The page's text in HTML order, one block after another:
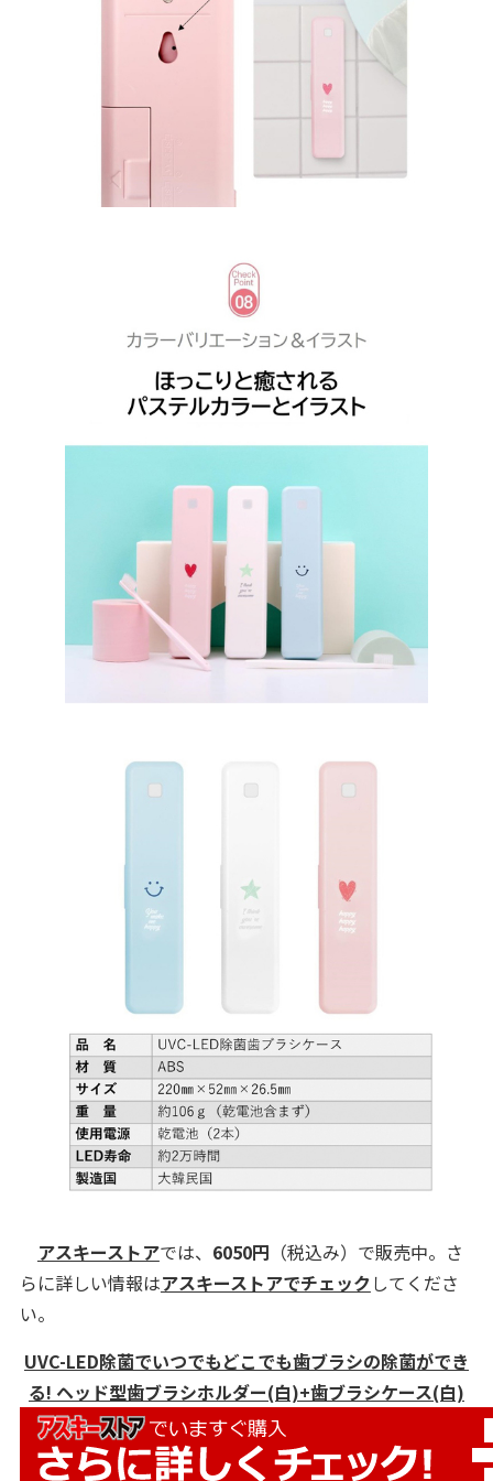
アスキーストアでは、 6050円 （税込み）で販売中。さ
らに詳しい情報はアスキーストアでチェックしてくださ
い。
UVC-LED除菌でいつでもどこでも歯ブラシの除菌ができ
る! ヘッド型歯ブラシホルダー(白)+歯ブラシケース(白)